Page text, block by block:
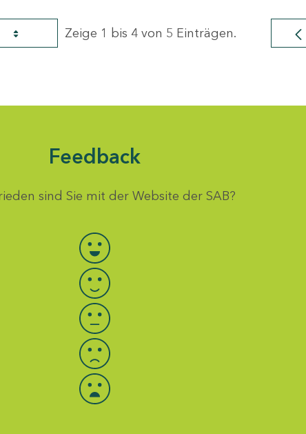
Zeige 1 bis 4 von 5 Einträgen.
Feedback
sind Sie mit der Website der SAB?
Bewertung auswählen